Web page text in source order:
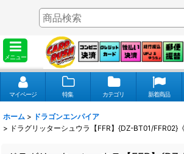
メニュー
マイページ 特集 カテゴリ 新着商品
ホーム > ドラゴンエンパイア
> ドラグリッターシュウラ【FFR】{DZ-BT01/FFR02}